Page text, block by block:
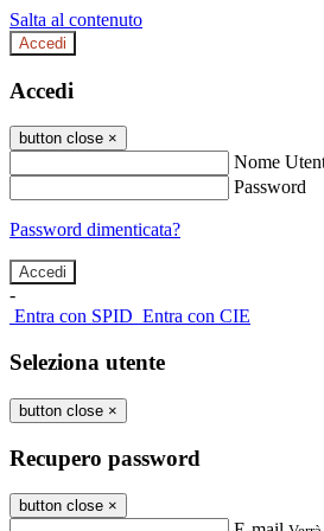
Salta al contenuto
Accedi
Accedi
button close ×
Nome
Password
Password dimenticata?
-
Entra con SPID Entra con CIE
Seleziona utente
button close ×
Recupero password
button close ×